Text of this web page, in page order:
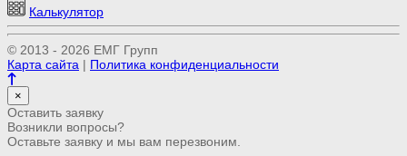
Калькулятор
© 2013 - 2026 ЕМГ Групп
Карта сайта | Политика конфиденциальности
×
Оставить заявку
Возникли вопросы?
Оставьте заявку и мы вам перезвоним.